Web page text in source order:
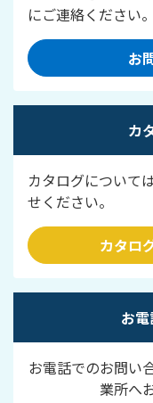
にご連絡ください。
お
カ
カタログについて
せください。
カタロ
お
お電話でのお問い
業所へ